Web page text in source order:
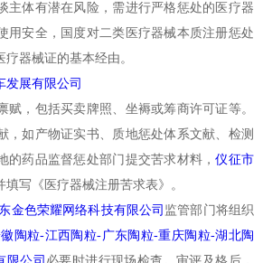
主体有潜在风险，需进行严格惩处的医疗器
用安全，国度对二类医疗器械本质注册惩处
器械证的基本经由。
发展有限公司
赋，包括买卖牌照、坐褥或筹商许可证等。
，如产物证实书、质地惩处体系文献、检测
的药品监督惩处部门提交苦求材料，仪征市
填写《医疗器械注册苦求表》。
金色荣耀网络科技有限公司 监管部门将组织
陶粒-江西陶粒-广东陶粒-重庆陶粒-湖北陶